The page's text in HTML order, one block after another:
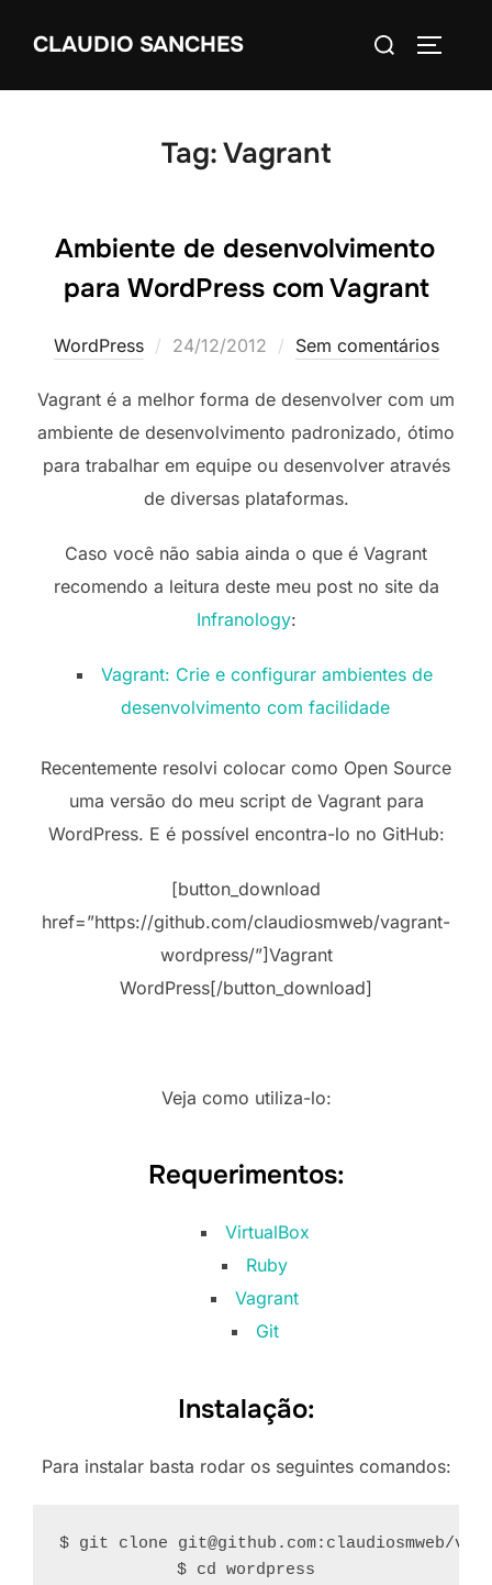
paraCLAUDIO SANCHES
Pesquisar
Tag:Vagrant
Ambiente de desenvolvimento
para WordPress com Vagrant
WordPress
Postado
24/12/2012 Sem comentários
Vagrant é a melhor forma de desenvolver com um
ambiente de desenvolvimento padronizado, ótimo
para trabalhar em equipe ou desenvolver através
de diversas plataformas.
Caso você não sabia ainda o que é Vagrant
recomendo a leitura deste meu post no site da
Infranology:
Vagrant: Crie e configurar ambientes de
desenvolvimento com facilidade
Recentemente resolvi colocar como Open Source
uma versão do meu script de Vagrant para
WordPress. E é possível encontra-lo no GitHub:
[button_download
href=”https://github.com/claudiosmweb/vagrant-
wordpress/”]Vagrant
WordPress[/button_download]
Veja como utiliza-lo:
Requerimentos:
VirtualBox
Ruby
Vagrant
Git
Instalação:
Para instalar basta rodar os seguintes comandos:
$ git clone git@github.com:claudiosmweb/
$ cd wordpress